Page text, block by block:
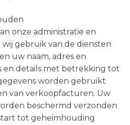
onze administratie en
gebruik van de diensten
uw naam, adres en
en details met betrekking tot
worden gebruikt
van verkoopfacturen. Uw
beschermd verzonden
tot geheimhouding